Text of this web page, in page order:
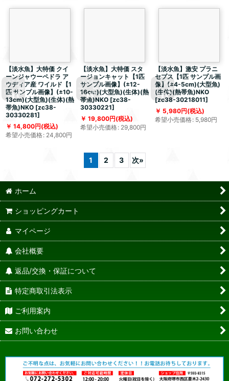
【淡水魚】大特価 クイ
ーンジャウーペドラ ア
ウディア産 ワイルド【1
匹 サンプル画像】(±10-
13cm)(大型魚)(生体)(熱
帯魚)NKO [zc38-
30330281]
14,800円(税込)
希望小売価格: 24,800円
【淡水魚】大特価 スタ
ージョンキャット【1匹
サンプル画像】(±12-
16cm)(大型魚)(生体)(熱
帯魚)NKO [zc38-
30330221]
19,800円(税込)
希望小売価格: 29,800円
【淡水魚】激安 プラニ
セプス【1匹 サンプル画
像】(±4-5cm)(大型魚)
(生体)(熱帯魚)NKO
[zc38-30218011]
5,980円(税込)
希望小売価格: 5,980円
1 2 3 次»
ホーム
ショッピングカート
マイページ
会社概要
返品/交換・保証について
特定商取引法表示
ご利用案内
お問い合わせ